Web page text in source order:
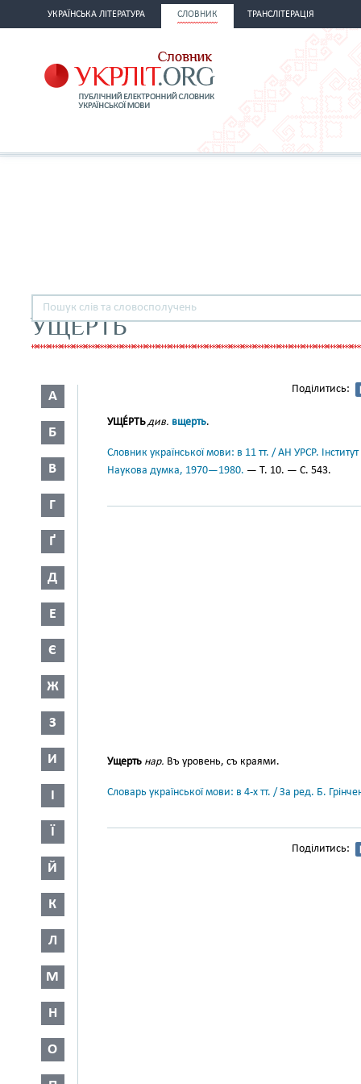
УКРАЇНСЬКА ЛІТЕРАТУРА СЛОВНИК ТРАНСЛІТЕРАЦІЯ
УЩЕРТЬ
А
Б
В
Г
Ґ
Д
Е
Є
Ж
З
И
І
Ї
Й
К
Л
М
Н
О
Поділитись:
УЩЕ́РТЬ див. вщерть.
Словник української мови: в 11 тт. / АН УРСР.
Наукова думка, 1970—1980. — Т. 10. — С. 543.
Ущерть нар. Въ уровень, съ краями.
Словарь української мови: в 4-х тт. / За ред. Б.
Поділитись: